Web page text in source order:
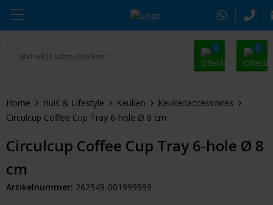
0 0
Drinkwaren
Alle promosnoepje
Zomer
Thule
Alle merken
Home Huis & Lifestyle Keuken
Keukenaccessoires
Circulcup Coffee Cup Tray 6-hole Ø 8 cm
Circulcup Coffee Cup Tray 6-hole Ø 8
cm
Artikelnummer: 262549-001999999